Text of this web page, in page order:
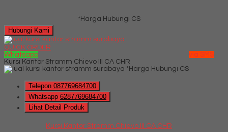
*Harga Hubungi CS
Hubungi Kami
QUICK ORDER
Whatsapp
via SMS
Kursi Kantor Stramm Chievo III CA CHR
*Harga Hubungi CS
Telepon 087769684700
Whatsapp 6287769684700
Lihat Detail Produk
Kursi Kantor Stramm Chievo III CA CHR